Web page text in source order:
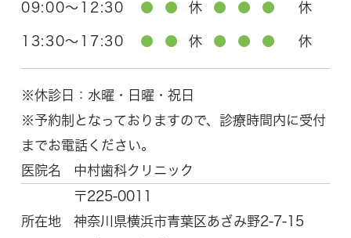
09:00～12:30 ● ● 休 ● ● ● 休
13:30～17:30 ● ● 休 ● ● ● 休
※休診日：水曜・日曜・祝日
※予約制となっておりますので、診療時間内に受付
までお電話ください。
医院名
中村歯科クリニック
所在地
〒225-0011
神奈川県横浜市青葉区 あざみ野2-7-15